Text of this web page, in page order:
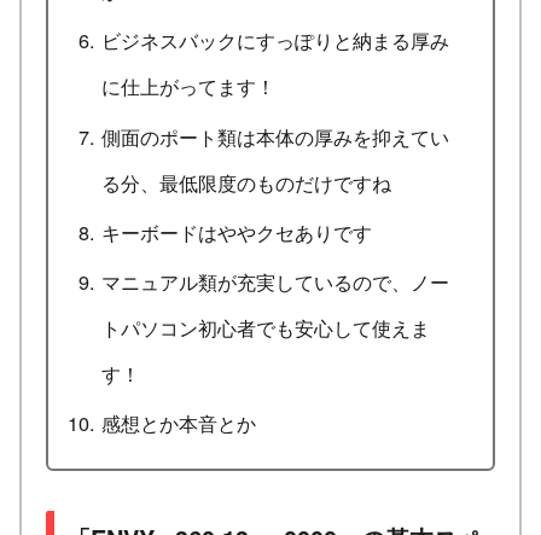
ビジネスバックにすっぽりと納まる厚み
に仕上がってます！
側面のポート類は本体の厚みを抑えてい
る分、最低限度のものだけですね
キーボードはややクセありです
マニュアル類が充実しているので、ノー
トパソコン初心者でも安心して使えま
す！
感想とか本音とか